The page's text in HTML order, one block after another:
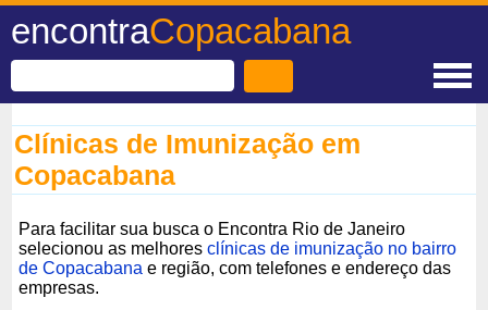
encontraCopacabana
Clínicas de Imunização em
Copacabana
Para facilitar sua busca o Encontra Rio de Janeiro
selecionou as melhoresclínicas de imunização no bairro
de Copacabana e região, com telefones e endereço das
empresas.